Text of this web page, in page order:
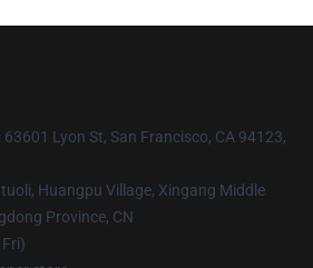
: 63601 Lyon St, San Francisco, CA 94123,
Huangpu Village, Xingang Middle
Province, CN